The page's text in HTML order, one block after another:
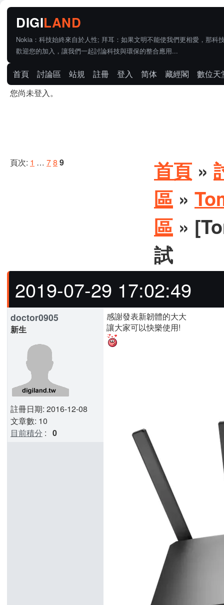
Nokia：科技始終來自於人性; 拜耳：如果文明不能使我們更相愛，那科
歡迎您的加入，讓我們一起討論科技與環保的整合應用...
首頁 討論區 站規 註冊 登入 简体 藏經閣
數位天
您尚未登入。
頁次: 1 … 78 9 首頁 »
區 »
區 »
試
2019-07-29 17:02:49
doctor0905
新生
註冊日期: 2016-12-08
文章數: 10
目前積分 : 0
感謝發表新韌體的大大
讓大家可以快樂使用!